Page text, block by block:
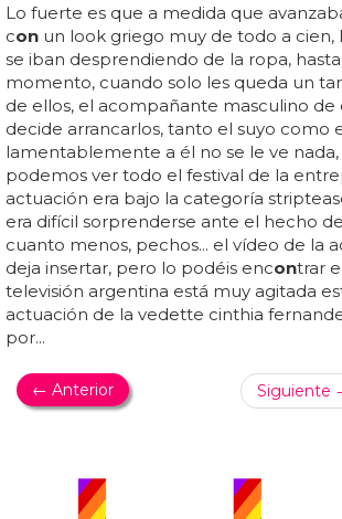
Lo fuerte es que a medida que
con un look griego muy de todo a cien,
se iban desprendiendo de la ropa,
momento, cuando solo les queda un
de ellos, el acompañante masculino
decide arrancarlos, tanto el suyo como
lamentablemente a él no se le ve
podemos ver todo el festival de la
actuación era bajo la categoría
era difícil sorprenderse ante el hecho
cuanto menos, pechos... el vídeo de la
deja insertar, pero lo podéis encontrar
televisión argentina está muy agitada
actuación de la vedette cinthia
por...
← Anterior Siguiente